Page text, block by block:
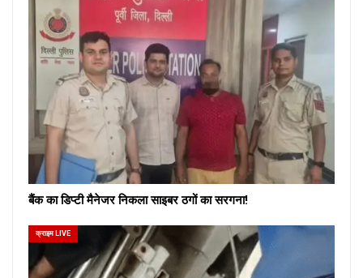
बैंक का डिप्टी मैनेजर निकला साइबर ठगों का सरगना!
क्राइम LIVE